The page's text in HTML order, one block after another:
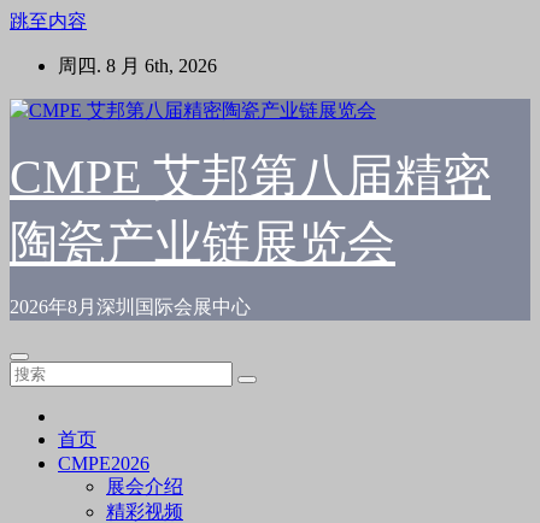
跳至内容
周四. 8 月 6th, 2026
CMPE 艾邦第八届精密
陶瓷产业链展览会
2026年8月深圳国际会展中心
首页
CMPE2026
展会介绍
精彩视频